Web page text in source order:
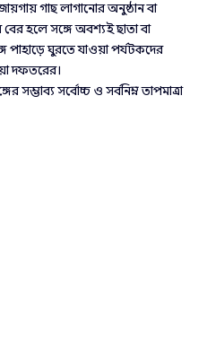
গাছ লাগানোর অনুষ্ঠান বা
হলে সঙ্গে অবশ্যই ছাতা বা
পাহাড়ে ঘুরতে যাওয়া পর্যটকদের
দফতরের।
সর্বোচ্চ ও সর্বনিম্ন তাপমাত্রা